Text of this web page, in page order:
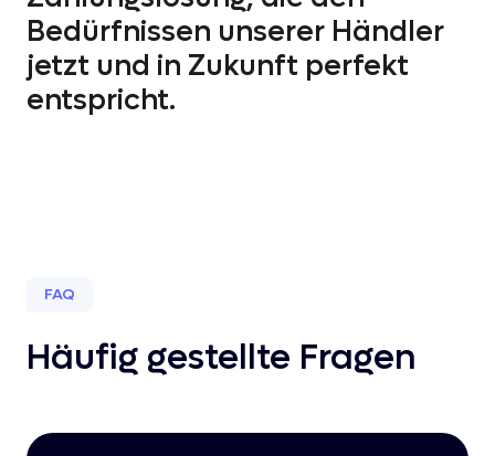
Bedürfnissen unserer Händler
jetzt und in Zukunft perfekt
entspricht.
FAQ
Häufig gestellte Fragen